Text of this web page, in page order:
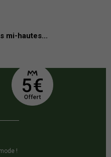
mi-hautes...
!